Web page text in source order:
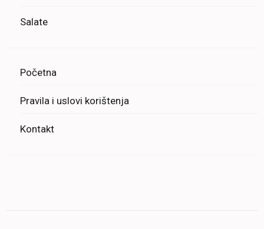
Salate
Početna
Pravila i uslovi korištenja
Kontakt